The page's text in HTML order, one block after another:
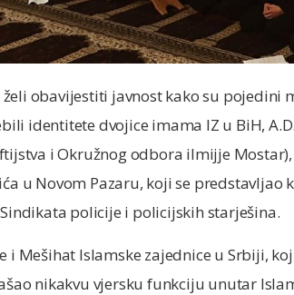
obavijestiti javnost kako su pojedini
identitete dvojice imama IZ u BiH,
i Okružnog odbora ilmijje
u Novom Pazaru, koji se predstavljao
policije i policijskih starješina.
Mešihat Islamske zajednice u Srbiji,
nikakvu vjersku funkciju unutar